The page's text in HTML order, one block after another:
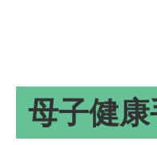
母子健